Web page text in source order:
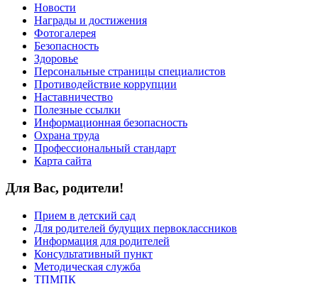
Новости
Награды и достижения
Фотогалерея
Безопасность
Здоровье
Персональные страницы специалистов
Противодействие коррупции
Наставничество
Полезные ссылки
Информационная безопасность
Охрана труда
Профессиональный стандарт
Карта сайта
Для Вас, родители!
Прием в детский сад
Для родителей будущих первоклассников
Информация для родителей
Консультативный пункт
Методическая служба
ТПМПК